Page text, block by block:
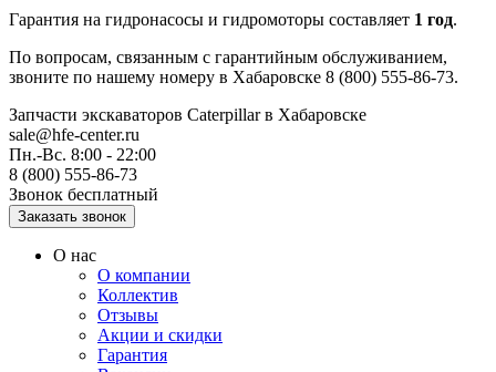
Гарантия на гидронасосы и гидромоторы составляет 1 год.
По вопросам, связанным с гарантийным обслуживанием,
звоните по нашему номеру в Хабаровске 8 (800) 555-86-73.
Запчасти экскаваторов Caterpillarв Хабаровске
sale@hfe-center.ru
Пн.-Вс. 8:00 - 22:00
8 (800) 555-86-73
Звонок бесплатный
О нас
О компании
Коллектив
Отзывы
Акции и скидки
Гарантия